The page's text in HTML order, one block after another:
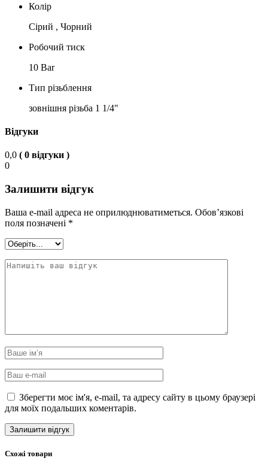
Колір
Сірий , Чорний
Робочий тиск
10 Bar
Тип різьблення
зовнішня різьба 1 1/4"
Відгуки
0,0 ( 0 відгуки )
0
Залишити відгук
Ваша e-mail адреса не оприлюднюватиметься. Обов’язкові
поля позначені *
Зберегти моє ім'я, e-mail, та адресу сайту в цьому браузері
для моїх подальших коментарів.
Схожі товари